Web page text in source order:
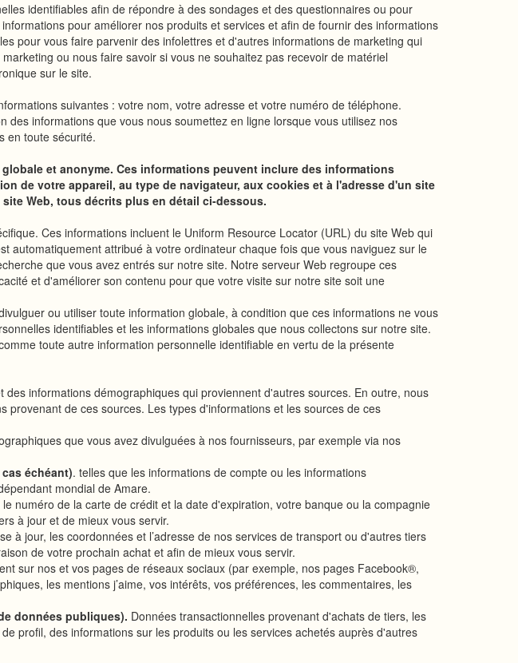
identifiables afin de répondre à des sondages et des questionnaires ou pour
pour améliorer nos produits et services et afin de fournir des informations
pour vous faire parvenir des infolettres et d'autres informations de marketing qui
ou nous faire savoir si vous ne souhaitez pas recevoir de matériel
sur le site.
suivantes : votre nom, votre adresse et votre numéro de téléphone.
informations que vous nous soumettez en ligne lorsque vous utilisez nos
en toute sécurité.
et anonyme. Ces informations peuvent inclure des informations
de votre appareil, au type de navigateur, aux cookies et à l'adresse d'un site
Web, tous décrits plus en détail ci-dessous.
Ces informations incluent le Uniform Resource Locator (URL) du site Web qui
attribué à votre ordinateur chaque fois que vous naviguez sur le
que vous avez entrés sur notre site. Notre serveur Web regroupe ces
et d'améliorer son contenu pour que votre visite sur notre site soit une
ou utiliser toute information globale, à condition que ces informations ne vous
identifiables et les informations globales que nous collectons sur notre site.
toute autre information personnelle identifiable en vertu de la présente
informations démographiques qui proviennent d'autres sources. En outre, nous
de ces sources. Les types d'informations et les sources de ces
que vous avez divulguées à nos fournisseurs, par exemple via nos
échéant). telles que les informations de compte ou les informations
mondial de Amare.
numéro de la carte de crédit et la date d'expiration, votre banque ou la compagnie
à jour et de mieux vous servir.
à jour, les coordonnées et l’adresse de nos services de transport ou d'autres tiers
de votre prochain achat et afin de mieux vous servir.
sur nos et vos pages de réseaux sociaux (par exemple, nos pages Facebook®,
les mentions j’aime, vos intérêts, vos préférences, les commentaires, les
données publiques). Données transactionnelles provenant d'achats de tiers, les
profil, des informations sur les produits ou les services achetés auprès d'autres